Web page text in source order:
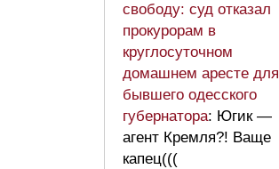
свободу: суд отказал
прокурорам в
круглосуточном
домашнем аресте для
бывшего одесского
губернатора: Югик —
агент Кремля?! Ваще
капец(((